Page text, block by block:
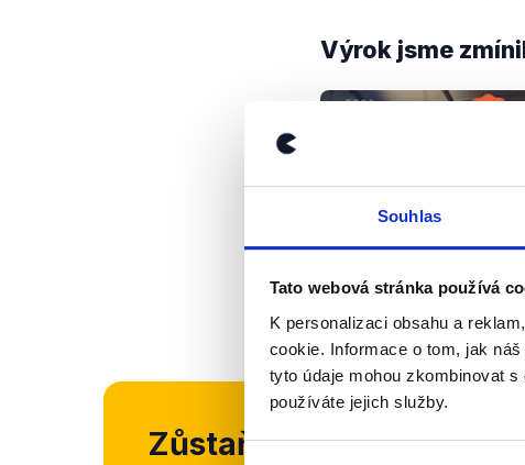
Souhlas
Tato webová stránka používá
K personalizaci obsahu a
cookie. Informace o tom, jak
tyto údaje mohou zkombinovat
používáte jejich služby.
Výrok jsme
OVĚŘENO
Zůstaňme v kontaktu